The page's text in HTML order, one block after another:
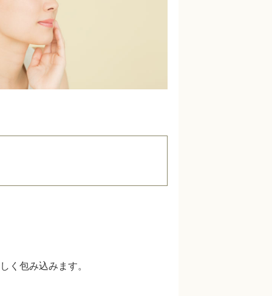
く包み込みます。